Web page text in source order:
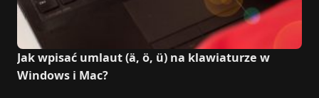
Jak wpisać umlaut (ä, ö, ü) na klawiaturze w
Windows i Mac?